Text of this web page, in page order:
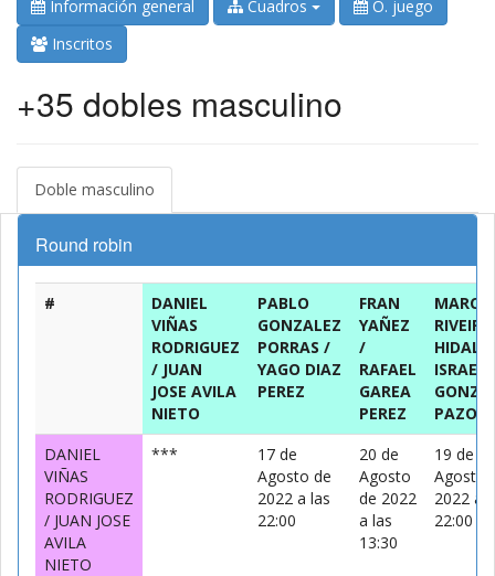
Información general Cuadros
O. juego
Inscritos
+35 dobles masculino
Doble masculino
Round robin
#
DANIEL
VIÑAS
RODRIGUEZ
/ JUAN
JOSE AVILA
NIETO
PABLO
GONZALEZ
PORRAS /
YAGO DIAZ
PEREZ
FRAN
YAÑEZ
/
RAFAEL
GAREA
PEREZ
RIVEIRO
ISRAEL
PAZOS
DANIEL
VIÑAS
RODRIGUEZ
/ JUAN JOSE
AVILA
NIETO
***
17 de
Agosto de
2022 a las
22:00
20 de
Agosto
de 2022
a las
13:30
19 de
Agosto
2022 a
22:00